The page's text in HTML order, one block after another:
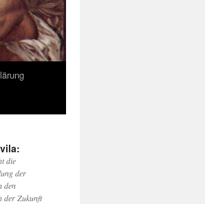
die
der
den
der Zukunft